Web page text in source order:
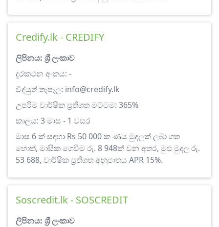
Credify.lk - CREDIFY
ලිපිනය: ශ්‍රී ලංකාව
දුරකථන අංකය: -
විද්යුත් තැපෑල: info@credify.lk
උපරිම වාර්ෂික ප්‍රතිශත මට්ටම: 365%
කාලය: 3 මාස - 1 වසර
මාස 6 ක් සඳහා Rs 50 000 ක ණය මුදලක් ලබා ගත
හොත්, මාසික ගෙවීම රු. 8 948ක් වන අතර, මුළු මුදල රු.
53 688, වාර්ෂික ප්‍රතිශත අනුපාතය APR 15%.
Soscredit.lk - SOSCREDIT
ලිපිනය: ශ්‍රී ලංකාව